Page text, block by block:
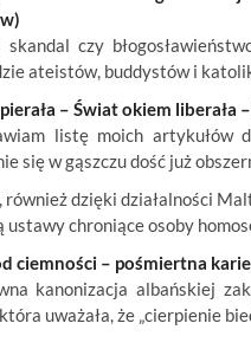
p
dI
n
czy
ateistów, buddystów i
– Świat okiem liberała
listę moich artykułów
się w gąszczu dość już
również dzięki działalności
chroniące osoby
ciemności – pośmiertna
kanonizacja albańskiej
uważała, że „cierpienie